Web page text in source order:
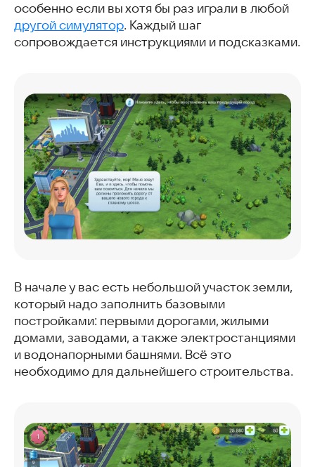
особенно если вы хотя бы раз играли в любой
другой симулятор. Каждый шаг
сопровождается инструкциями и подсказками.
В начале у вас есть небольшой участок земли,
который надо заполнить базовыми
постройками: первыми дорогами, жилыми
домами, заводами, а также электростанциями
и водонапорными башнями. Всё это
необходимо для дальнейшего строительства.